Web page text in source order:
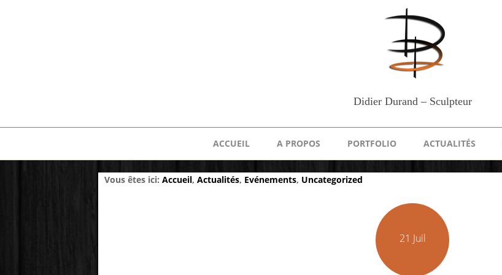
Didier Durand – Sculpteur
ACCUEIL A PROPOS PORTFOLIO ACTUALITÉS
Vous êtes ici: Accueil, Actualités, Evénements, Uncategorized
21 Juil